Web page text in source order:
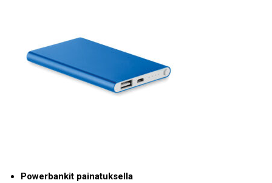
Powerbankit painatuksella